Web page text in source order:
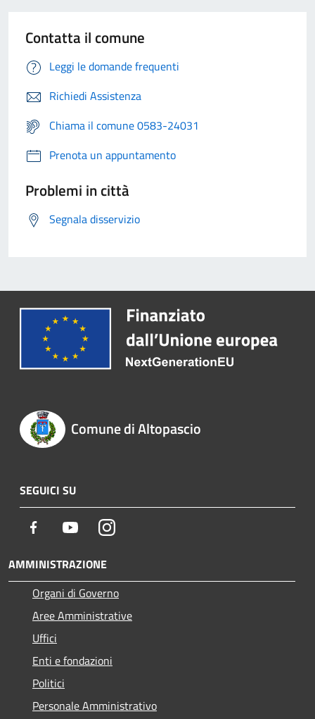
Contatta il comune
Leggi le domande frequenti
Richiedi Assistenza
Chiama il comune 0583-24031
Prenota un appuntamento
Problemi in città
Segnala disservizio
Comune di Altopascio
SEGUICI SU
Facebook YoutubeInstagram
AMMINISTRAZIONE
Organi di Governo
Aree Amministrative
Uffici
Enti e fondazioni
Politici
Personale Amministrativo